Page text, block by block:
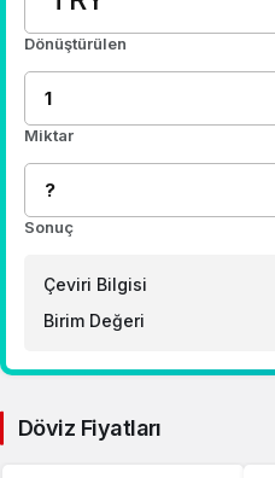
Dönüştürülen
Miktar
Sonuç
Çeviri Bilgisi
Birim Değeri
Döviz Fiyatları